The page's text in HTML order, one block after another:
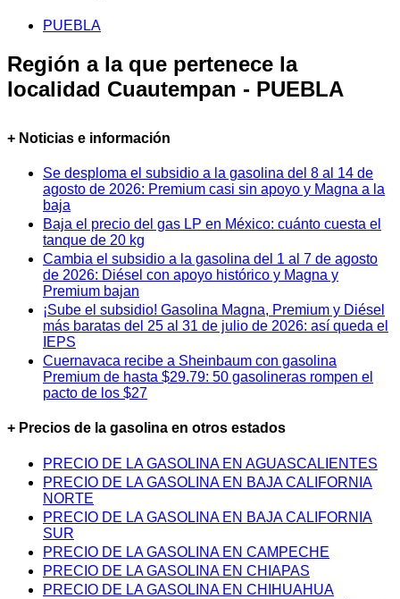
PUEBLA
Región a la que pertenece la
localidad Cuautempan - PUEBLA
+ Noticias e información
Se desploma el subsidio a la gasolina del 8 al 14 de
agosto de 2026: Premium casi sin apoyo y Magna a la
baja
Baja el precio del gas LP en México: cuánto cuesta el
tanque de 20 kg
Cambia el subsidio a la gasolina del 1 al 7 de agosto
de 2026: Diésel con apoyo histórico y Magna y
Premium bajan
¡Sube el subsidio! Gasolina Magna, Premium y Diésel
más baratas del 25 al 31 de julio de 2026: así queda el
IEPS
Cuernavaca recibe a Sheinbaum con gasolina
Premium de hasta $29.79: 50 gasolineras rompen el
pacto de los $27
+ Precios de la gasolina en otros estados
PRECIO DE LA GASOLINA EN AGUASCALIENTES
PRECIO DE LA GASOLINA EN BAJA CALIFORNIA
NORTE
PRECIO DE LA GASOLINA EN BAJA CALIFORNIA
SUR
PRECIO DE LA GASOLINA EN CAMPECHE
PRECIO DE LA GASOLINA EN CHIAPAS
PRECIO DE LA GASOLINA EN CHIHUAHUA